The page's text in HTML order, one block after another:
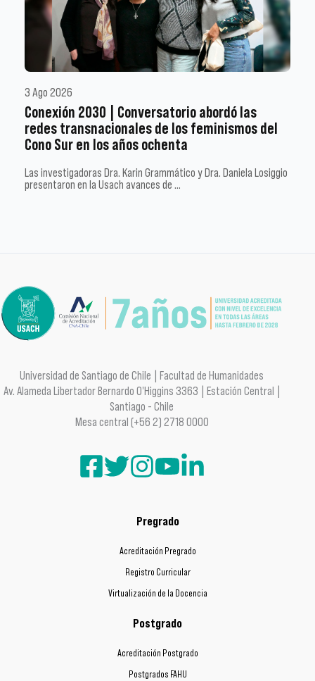
3 Ago 2026
Conexión 2030 | Conversatorio abordó las
redes transnacionales de los feminismos del
Cono Sur en los años ochenta
Las investigadoras Dra. Karin Grammático y Dra. Daniela Losiggio
presentaron en la Usach avances de …
Universidad de Santiago de Chile | Facultad de Humanidades
Av. Alameda Libertador Bernardo O'Higgins 3363 | Estación Central |
Santiago - Chile
Mesa central (+56 2) 2718 0000
Pregrado
Acreditación Pregrado
Registro Curricular
Virtualización de la Docencia
Postgrado
Acreditación Postgrado
Postgrados FAHU